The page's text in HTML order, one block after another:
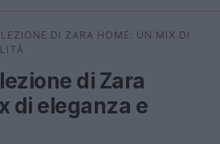
⌕ ×
DI ZARA HOME: UN MIX DI
di Zara
di eleganza e